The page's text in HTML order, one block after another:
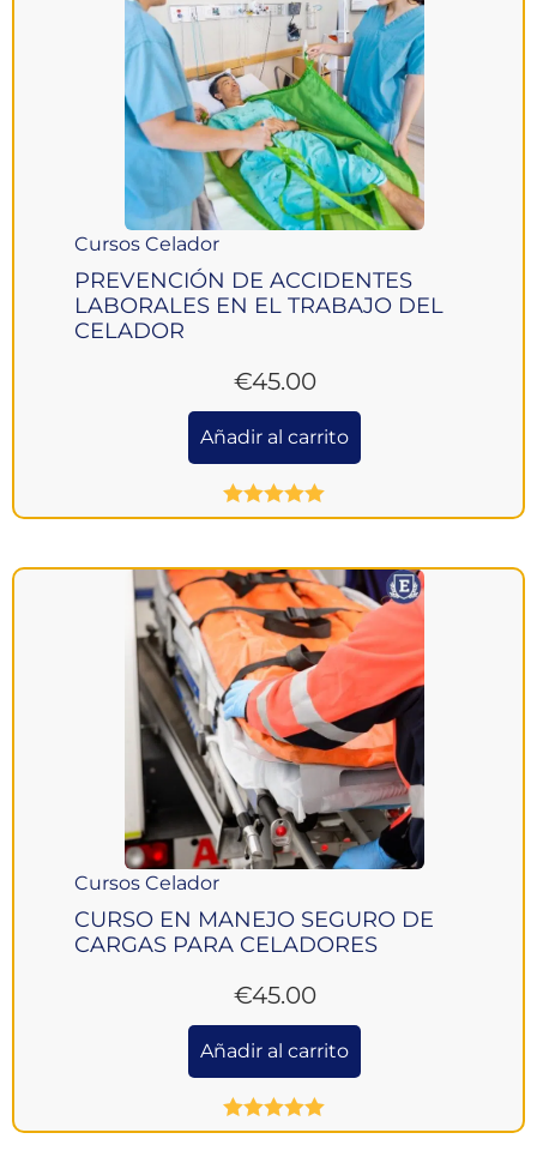
Cursos Celador
PREVENCIÓN DE ACCIDENTES
LABORALES EN EL TRABAJO DEL
CELADOR
€45.00
Añadir al carrito
Valorado
Cursos Celador
CURSO EN MANEJO SEGURO DE
CARGAS PARA CELADORES
€45.00
Añadir al carrito
Valorado